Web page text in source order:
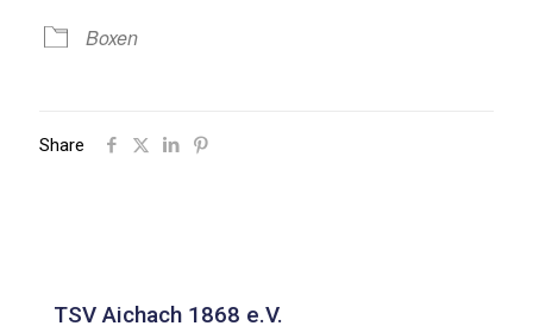
Boxen
Share
TSV Aichach 1868 e.V.